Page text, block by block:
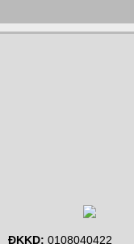
ĐKKD: 0108040422